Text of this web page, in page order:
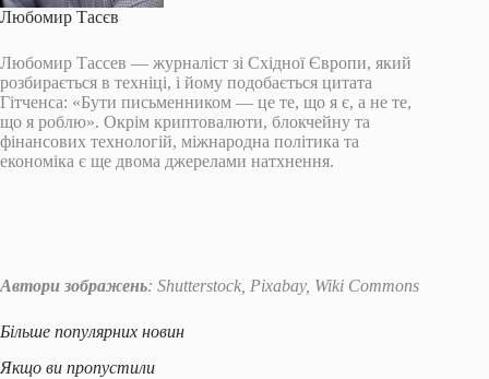
Любомир Тасєв
Любомир Тассев — журналіст зі Східної Європи, який
розбирається в техніці, і йому подобається цитата
Гітченса: «Бути письменником — це те, що я є, а не те,
що я роблю». Окрім криптовалюти, блокчейну та
фінансових технологій, міжнародна політика та
економіка є ще двома джерелами натхнення.
Автори зображень: Shutterstock, Pixabay, Wiki Commons
Більше популярних новин
Якщо ви пропустили